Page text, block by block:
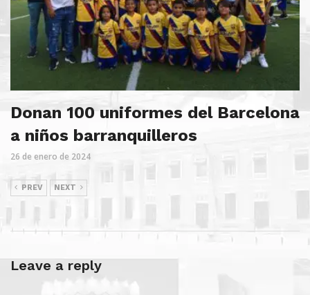
Donan 100 uniformes del Barcelona
a niños barranquilleros
26 de enero de 2024
PREV NEXT
Leave a reply